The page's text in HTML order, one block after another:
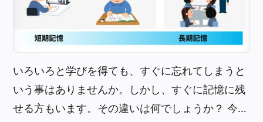
いろいろと学びを得ても、すぐに忘れてしまうと
いう事はありませんか。しかし、すぐに記憶に残
せる方もいます。その違いは何でしょうか？ 今…